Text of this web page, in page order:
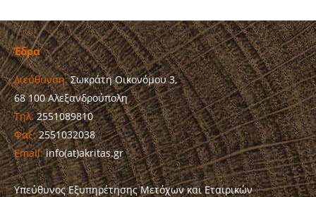
Έδρα
Διεύθυνση:Σωκράτη Οικονόμου 3,
68 100 Αλεξανδρούπολη
Τηλ:2551089810
Φαξ:2551032038
Email:info(at)akritas.gr
Υπεύθυνος Εξυπηρέτησης Μετόχων και Εταιρικών